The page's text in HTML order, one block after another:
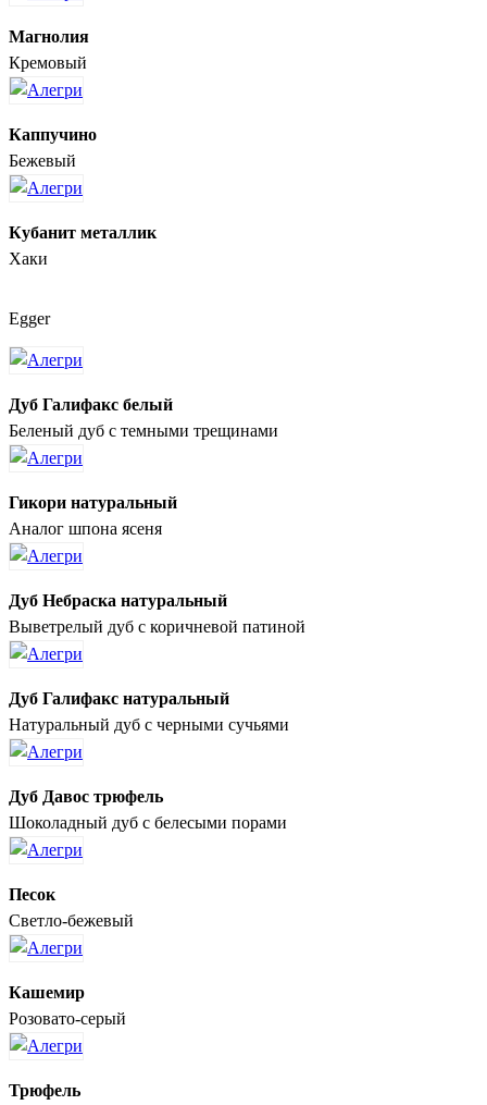
Магнолия
Кремовый
Каппучино
Бежевый
Кубанит металлик
Хаки
Egger
Дуб Галифакс белый
Беленый дуб с темными трещинами
Гикори натуральный
Аналог шпона ясеня
Дуб Небраска натуральный
Выветрелый дуб с коричневой патиной
Дуб Галифакс натуральный
Натуральный дуб с черными сучьями
Дуб Давос трюфель
Шоколадный дуб с белесыми порами
Песок
Светло-бежевый
Кашемир
Розовато-серый
Трюфель